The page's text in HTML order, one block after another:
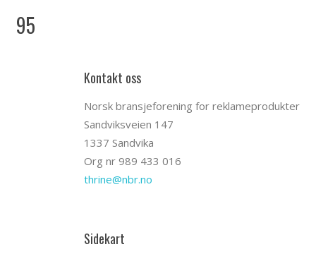
95
Kontakt oss
Norsk bransjeforening for reklameprodukter
Sandviksveien 147
1337 Sandvika
Org nr 989 433 016
thrine@nbr.no
Sidekart